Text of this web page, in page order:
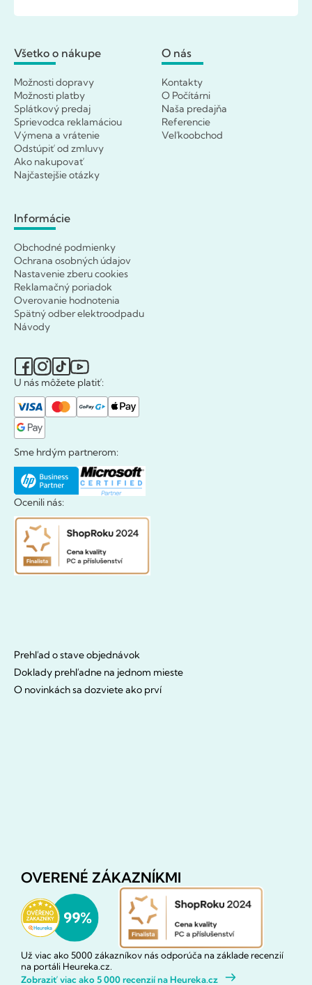
Všetko o nákupe
Možnosti dopravy
Možnosti platby
Splátkový predaj
Sprievodca reklamáciou
Výmena a vrátenie
Odstúpiť od zmluvy
Ako nakupovať
Najčastejšie otázky
O nás
Kontakty
O Počítárni
Naša predajňa
Referencie
Veľkoobchod
Informácie
Obchodné podmienky
Ochrana osobných údajov
Nastavenie zberu cookies
Reklamačný poriadok
Overovanie hodnotenia
Spätný odber elektroodpadu
Návody
U nás môžete platiť:
Sme hrdým partnerom:
Ocenili nás:
Prehľad o stave objednávok
Doklady prehľadne na jednom mieste
O novinkách sa dozviete ako prví
OVERENÉ ZÁKAZNÍKMI
Už viac ako 5000 zákazníkov nás odporúča na základe recenzií
na portáli Heureka.cz.
Zobraziť viac ako 5 000 recenzií na Heureka.cz